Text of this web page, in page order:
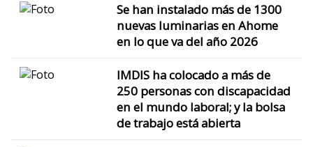
Se han instalado más de 1300
nuevas luminarias en Ahome
en lo que va del año 2026
IMDIS ha colocado a más de
250 personas con discapacidad
en el mundo laboral; y la bolsa
de trabajo está abierta